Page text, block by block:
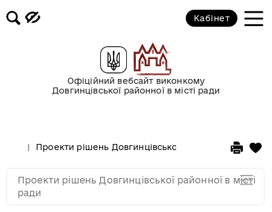
Офіційний вебсайт виконкому
Довгинцівської районної в місті ради
Кабінет
Проекти рішень Довгинцівської районної в місті
Проекти рішень Довгинцівської районної в місті
ради
2019 рік
2017 рік
2015 рік
2014 рік